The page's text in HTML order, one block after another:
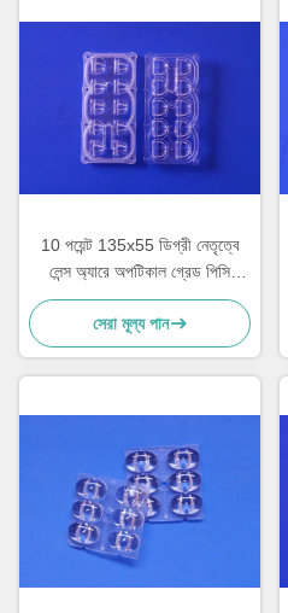
10 পয়েন্ট 135x55 ডিগ্রী নেতৃত্বে
লেন্স অ্যারে অপটিকাল গ্রেড পিসি
উপাদান ROHS অনুমোদন
সেরা মূল্য পান